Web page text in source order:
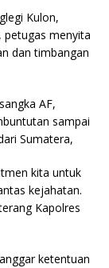
Kulon,
petugas menyita
dan timbangan
AF,
sampai
Sumatera,
kita untuk
kejahatan.
Kapolres
ketentuan